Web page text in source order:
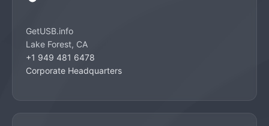
GetUSB.info
Lake Forest, CA
+1 949 481 6478
Corporate Headquarters